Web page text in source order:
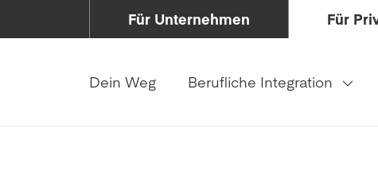
Für Unternehmen Für
Dein Weg Berufliche Integration